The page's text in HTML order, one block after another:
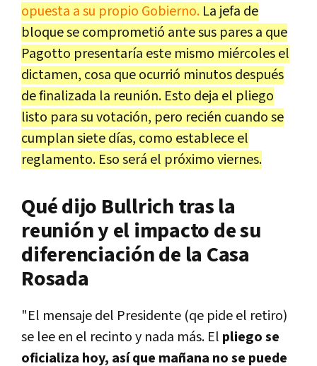
opuesta a su propio Gobierno. La jefa de
bloque se comprometió ante sus pares a que
Pagotto presentaría este mismo miércoles el
dictamen, cosa que ocurrió minutos después
de finalizada la reunión. Esto deja el pliego
listo para su votación, pero recién cuando se
cumplan siete días, como establece el
reglamento. Eso será el próximo viernes.
Qué dijo Bullrich tras la
reunión y el impacto de su
diferenciación de la Casa
Rosada
"El mensaje del Presidente (qe pide el retiro)
se lee en el recinto y nada más. El pliego se
oficializa hoy, así que mañana no se puede